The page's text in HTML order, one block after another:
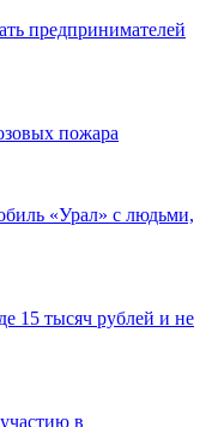
предпринимателей
пожара
«Урал» с людьми,
15 тысяч рублей и не
в